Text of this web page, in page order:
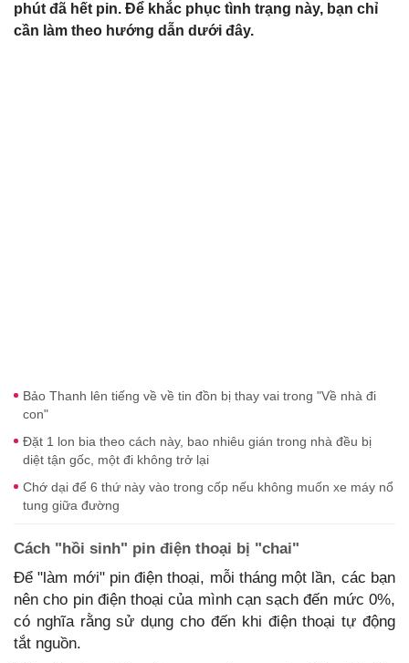
phút đã hết pin. Để khắc phục tình trạng này, bạn chỉ
cần làm theo hướng dẫn dưới đây.
Bảo Thanh lên tiếng về về tin đồn bị thay vai trong "Về nhà đi
con"
Đặt 1 lon bia theo cách này, bao nhiêu gián trong nhà đều bị
diệt tận gốc, một đi không trở lại
Chớ dại để 6 thứ này vào trong cốp nếu không muốn xe máy nổ
tung giữa đường
Cách "hồi sinh" pin điện thoại bị "chai"
Để "làm mới" pin điện thoại, mỗi tháng một lần, các bạn
nên cho pin điện thoại của mình cạn sạch đến mức 0%,
có nghĩa rằng sử dụng cho đến khi điện thoại tự động
tắt nguồn.